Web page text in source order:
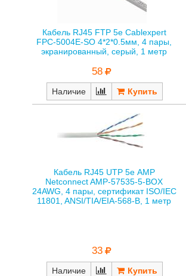
Кабель RJ45 FTP 5е Cablexpert
FPC-5004E-SO 4*2*0.5мм, 4 пары,
экранированный, серый, 1 метр
58
Наличие
Кабель RJ45 UTP 5е AMP
Netconnect AMP-57535-5-BOX
24AWG, 4 пары, сертификат ISO/IEC
11801, ANSI/TIA/EIA-568-B, 1 метр
33
Наличие